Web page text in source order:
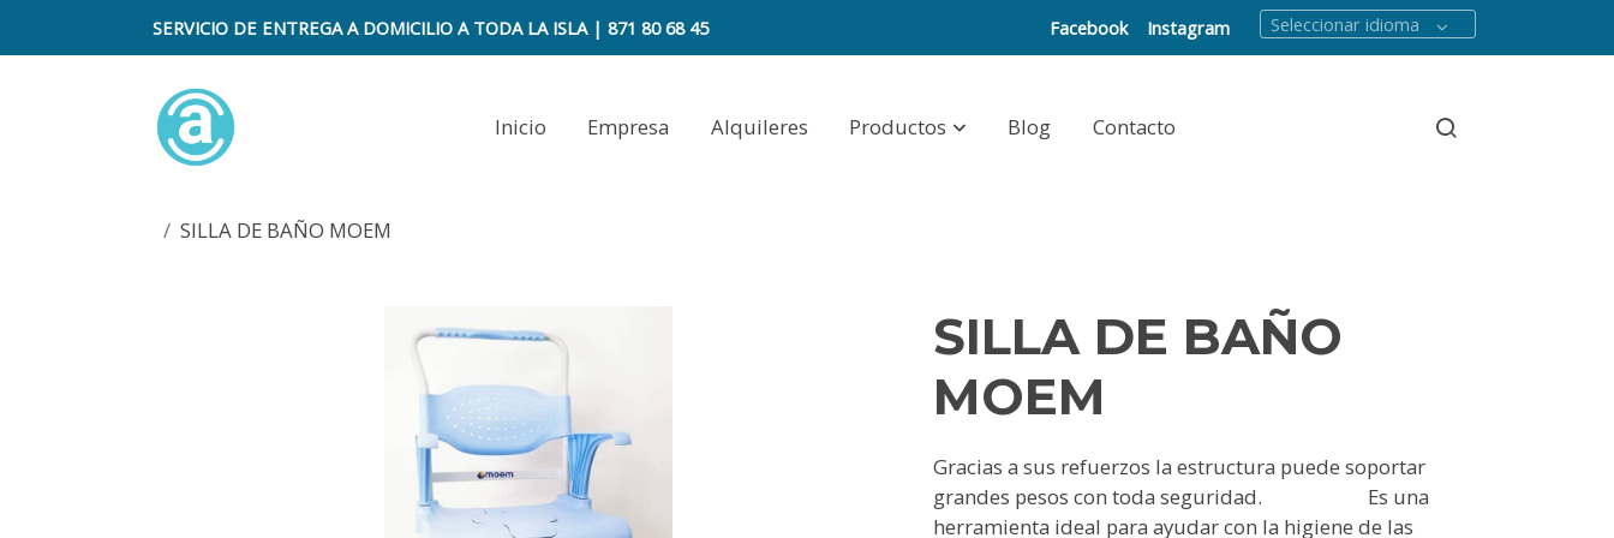
SERVICIO DE ENTREGA A DOMICILIO A TODA LA ISLA| 871 80 68 45 Facebook Instagram Seleccionar idioma
Inicio Empresa Alquileres Productos Blog Contacto
SILLA DE BAÑO MOEM
SILLA DE BAÑO
MOEM
Gracias a sus refuerzos la estructura puede soportar
grandes pesos con toda seguridad. Es una
herramienta ideal para ayudar con la higiene de las